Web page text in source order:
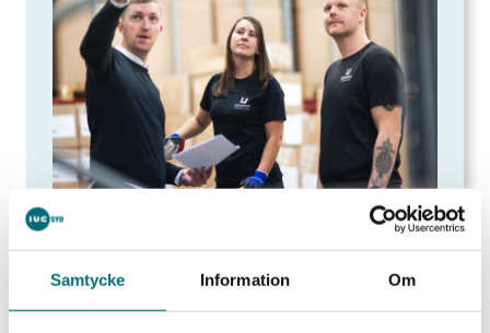
Samtycke Information Om
Affär